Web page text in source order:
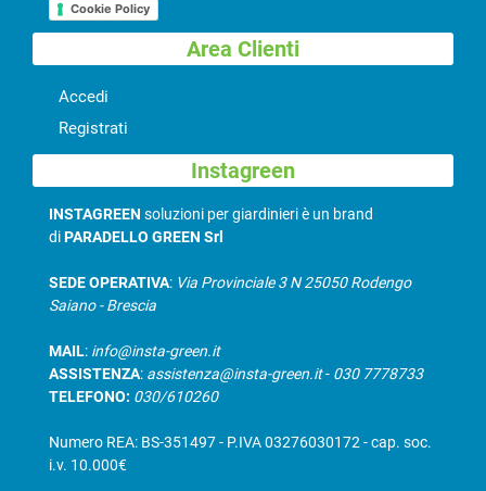
Cookie Policy
Area Clienti
Accedi
Registrati
Instagreen
INSTAGREEN soluzioni per giardinieri è un brand
diPARADELLO GREEN Srl
SEDE OPERATIVA: Via Provinciale 3 N 25050 Rodengo
Saiano - Brescia
MAIL: info@insta-green.it
ASSISTENZA: assistenza@insta-green.it- 030 7778733
TELEFONO: 030/610260
Numero REA: BS-351497 - P.IVA 03276030172 - cap. soc.
i.v. 10.000€